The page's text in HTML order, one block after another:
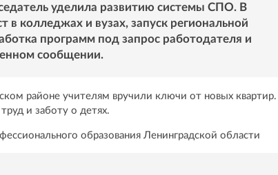
уделила развитию системы СПО. В
в колледжах и вузах, запуск региональной
программ под запрос работодателя и
сообщении.
районе учителям вручили ключи от новых квартир.
и заботу о детях.
образования Ленинградской области